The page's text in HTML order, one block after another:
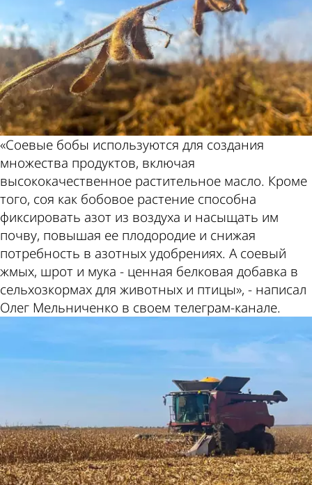
«Соевые бобы используются для создания
множества продуктов, включая
высококачественное растительное масло. Кроме
того, соя как бобовое растение способна
фиксировать азот из воздуха и насыщать им
почву, повышая ее плодородие и снижая
потребность в азотных удобрениях. А соевый
жмых, шрот и мука - ценная белковая добавка в
сельхозкормах для животных и птицы», - написал
Олег Мельниченко в своем телеграм-канале.